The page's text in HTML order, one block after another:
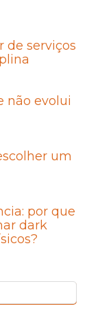
de serviços
não evolui
um
por que
dark